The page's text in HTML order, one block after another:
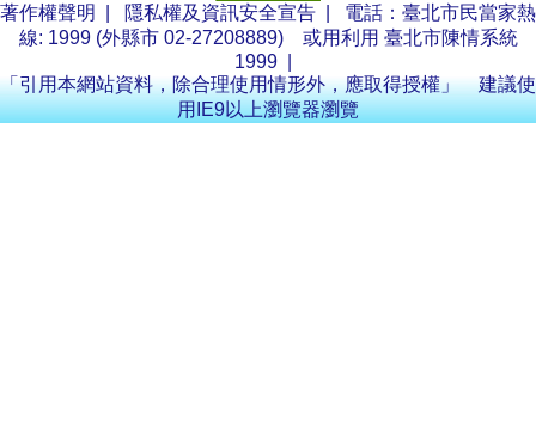
著作權聲明 隱私權及資訊安全宣告 | 電話：臺北市民當家熱
線: 1999 (外縣市 02-27208889) 或用利用 臺北市陳情系統
1999
「引用本網站資料，除合理使用情形外，應取得授權」 建議使
用IE9以上瀏覽器瀏覽